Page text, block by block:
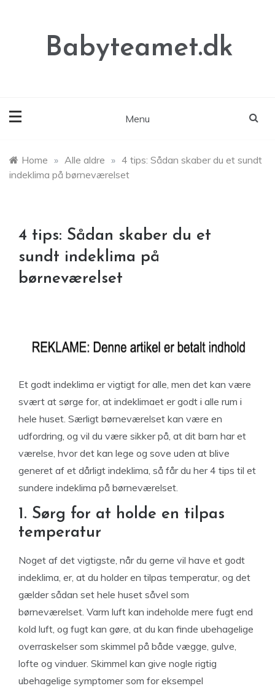
Babyteamet.dk
Menu
Home » Alle aldre » 4 tips: Sådan skaber du et sundt
indeklima på børneværelset
4 tips: Sådan skaber du et
sundt indeklima på
børneværelset
Et godt indeklima er vigtigt for alle, men det kan være
svært at sørge for, at indeklimaet er godt i alle rum i
hele huset. Særligt børneværelset kan være en
udfordring, og vil du være sikker på, at dit barn har et
værelse, hvor det kan lege og sove uden at blive
generet af et dårligt indeklima, så får du her 4 tips til et
sundere indeklima på børneværelset.
1. Sørg for at holde en tilpas
temperatur
Noget af det vigtigste, når du gerne vil have et godt
indeklima, er, at du holder en tilpas temperatur, og det
gælder sådan set hele huset såvel som
børneværelset. Varm luft kan indeholde mere fugt end
kold luft, og fugt kan gøre, at du kan finde ubehagelige
overraskelser som skimmel på både vægge, gulve,
lofte og vinduer. Skimmel kan give nogle rigtig
ubehagelige symptomer som for eksempel